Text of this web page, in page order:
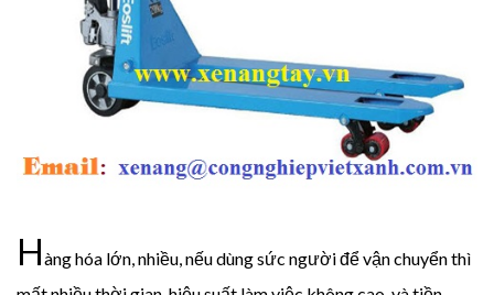
Hàng hóa lớn, nhiều, nếu dùng sức người để vận chuyển thì